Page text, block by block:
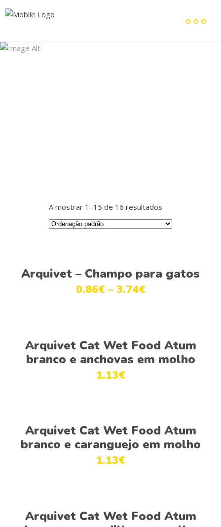
A mostrar 1–15 de 16 resultados
Ver opções
Arquivet – Champo para gatos
0.86€ – 3.74€
Adicionar
Arquivet Cat Wet Food Atum
branco e anchovas em molho
1.13€
Adicionar
Arquivet Cat Wet Food Atum
branco e caranguejo em molho
1.13€
Adicionar
Arquivet Cat Wet Food Atum